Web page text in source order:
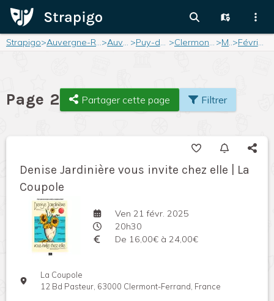
Strapigo> Auvergne-Rhône-Alpes> Auvergne > Puy-de-Dôme > Clermont-Ferrand > Mois> Février 2025
Page 2 Partager cette page Filtrer
Denise Jardinière vous invite chez elle | La
Coupole
Ven 21 févr. 2025
20h30
De 16,00€ à 24,00€
La Coupole
12 Bd Pasteur, 63000 Clermont-Ferrand, France